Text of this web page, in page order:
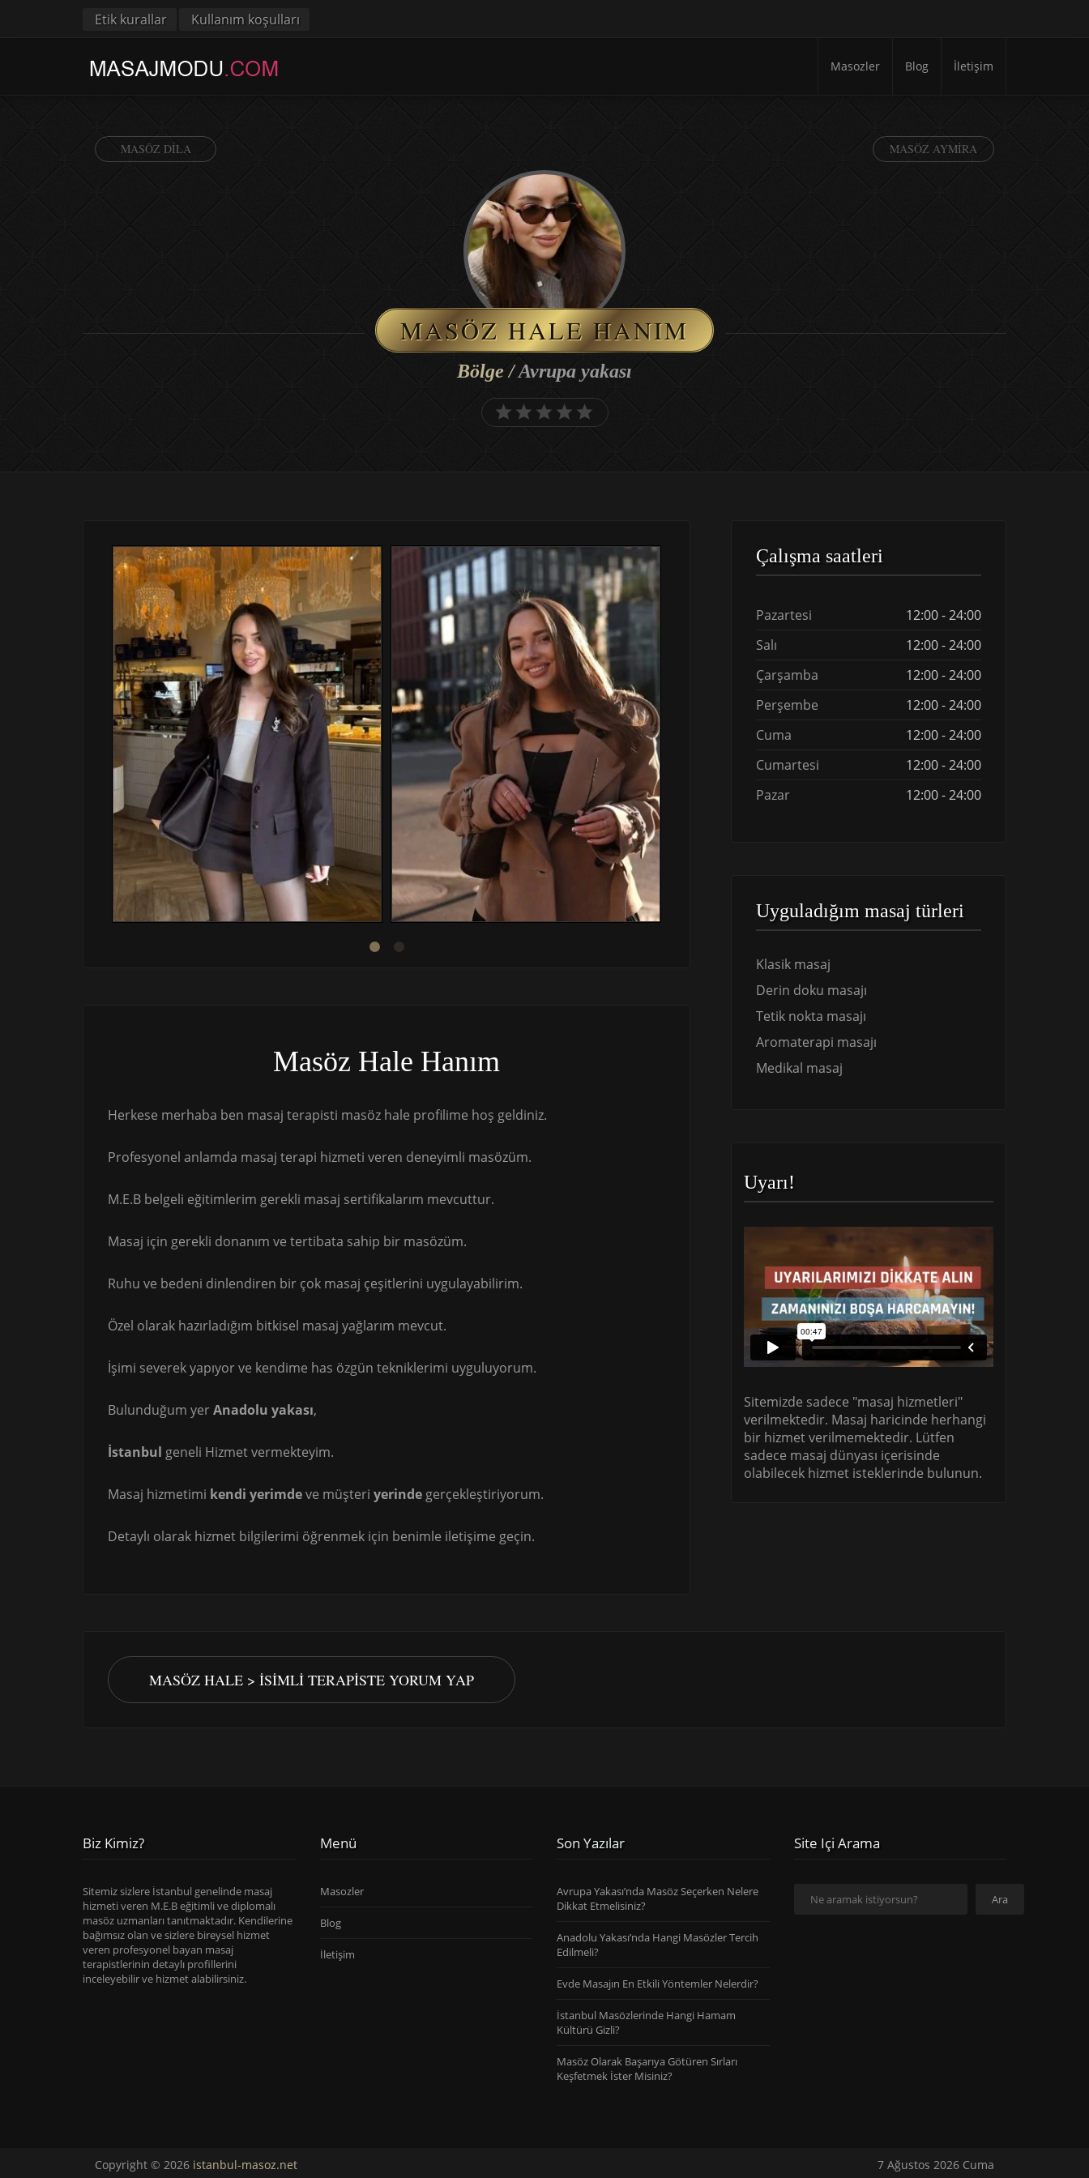
Etik kurallar Kullanım koşulları
Masozler Blog İletişim
MASÖZ DILA MASÖZ AYMIRA
MASÖZ HALE HANIM
Bölge /Avrupa yakası
Masöz Hale Hanım
Herkese merhaba ben masaj terapisti masöz hale profilime hoş geldiniz.
Profesyonel anlamda masaj terapi hizmeti veren deneyimli masözüm.
M.E.B belgeli eğitimlerim gerekli masaj sertifikalarım mevcuttur.
Masaj için gerekli donanım ve tertibata sahip bir masözüm.
Ruhu ve bedeni dinlendiren bir çok masaj çeşitlerini uygulayabilirim.
Özel olarak hazırladığım bitkisel masaj yağlarım mevcut.
İşimi severek yapıyor ve kendime has özgün tekniklerimi uyguluyorum.
Bulunduğum yerAnadolu yakası,
İstanbul geneli Hizmet vermekteyim.
Masaj hizmetimi kendi yerimdeve müşteri yerinde gerçekleştiriyorum.
Detaylı olarak hizmet bilgilerimi öğrenmek için benimle iletişime geçin.
Çalışma saatleri
Pazartesi
12:00 - 24:00
Salı
12:00 - 24:00
Çarşamba
12:00 - 24:00
Perşembe
12:00 - 24:00
Cuma
12:00 - 24:00
Cumartesi
12:00 - 24:00
Pazar
12:00 - 24:00
Uyguladığım masaj türleri
Klasik masaj
Derin doku masajı
Tetik nokta masajı
Aromaterapi masajı
Medikal masaj
Uyarı!
Sitemizde sadece "masaj hizmetleri"
verilmektedir. Masaj haricinde herhangi
bir hizmet verilmemektedir. Lütfen
sadece masaj dünyası içerisinde
olabilecek hizmet isteklerinde bulunun.
MASÖZ HALE > İSIMLI TERAPISTE YORUM YAP
Biz Kimiz?
Sitemiz sizlere İstanbul genelinde masaj
hizmeti veren M.E.B eğitimli ve diplomalı
masöz uzmanları tanıtmaktadır. Kendilerine
bağımsız olan ve sizlere bireysel hizmet
veren profesyonel bayan masaj
terapistlerinin detaylı profillerini
inceleyebilir ve hizmet alabilirsiniz.
Menü
Masozler
Blog
İletişim
Son Yazılar
Avrupa Yakası’nda Masöz Seçerken Nelere
Dikkat Etmelisiniz?
Anadolu Yakası’nda Hangi Masözler Tercih
Edilmeli?
Evde Masajın En Etkili Yöntemler Nelerdir?
İstanbul Masözlerinde Hangi Hamam
Kültürü Gizli?
Masöz Olarak Başarıya Götüren Sırları
Keşfetmek İster Misiniz?
Site Içi Arama
Ara
Copyright © 2026 istanbul-masoz.net 7 Ağustos 2026 Cuma